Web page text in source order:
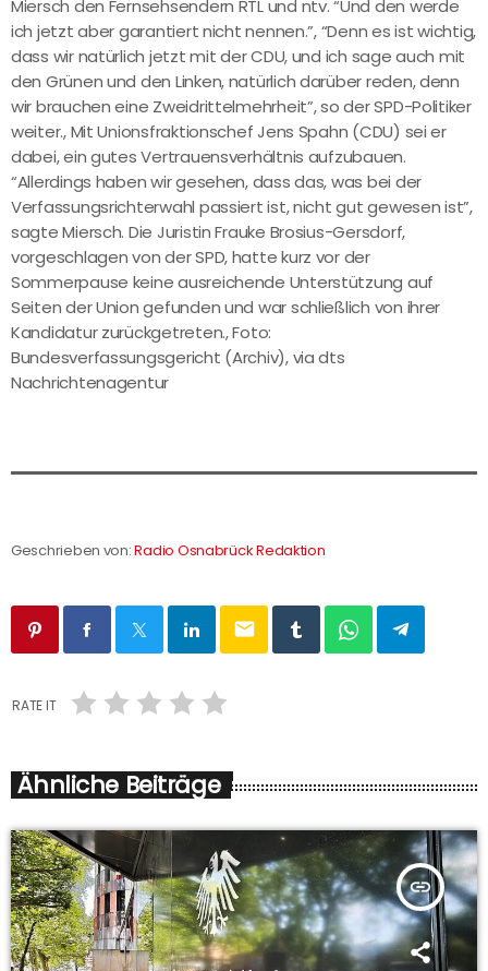
Miersch den Fernsehsendern RTL und ntv. “Und den werde
ich jetzt aber garantiert nicht nennen.”, “Denn es ist wichtig,
dass wir natürlich jetzt mit der CDU, und ich sage auch mit
den Grünen und den Linken, natürlich darüber reden, denn
wir brauchen eine Zweidrittelmehrheit”, so der SPD-Politiker
weiter., Mit Unionsfraktionschef Jens Spahn (CDU) sei er
dabei, ein gutes Vertrauensverhältnis aufzubauen.
“Allerdings haben wir gesehen, dass das, was bei der
Verfassungsrichterwahl passiert ist, nicht gut gewesen ist”,
sagte Miersch. Die Juristin Frauke Brosius-Gersdorf,
vorgeschlagen von der SPD, hatte kurz vor der
Sommerpause keine ausreichende Unterstützung auf
Seiten der Union gefunden und war schließlich von ihrer
Kandidatur zurückgetreten., Foto:
Bundesverfassungsgericht (Archiv), via dts
Nachrichtenagentur
Geschrieben von:Radio Osnabrück Redaktion
email
RATE IT
Ähnliche Beiträge
insert_link